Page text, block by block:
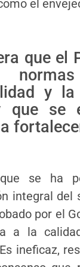
el
que el
y
que se
se ha
integral
por el
a la
ineficaz,